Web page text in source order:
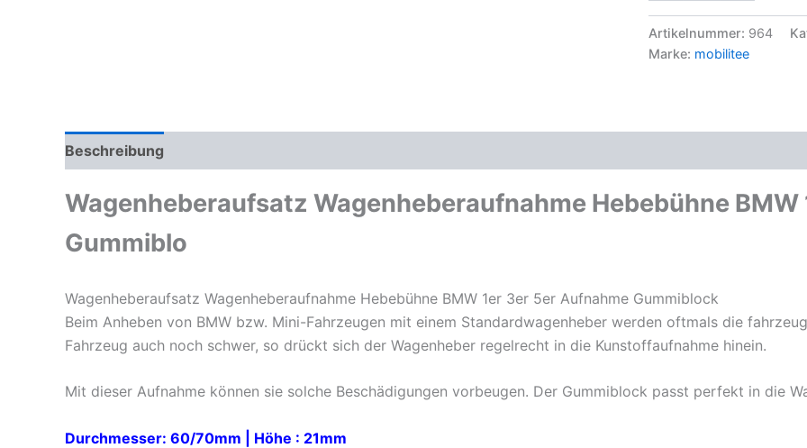
BMW
X3
Menge
Artikelnummer: 964
Marke: mobilitee
Beschreibung
Wagenheberaufsatz Wagenheberaufnahme Hebebühne
Gummiblo
Wagenheberaufsatz Wagenheberaufnahme Hebebühne BMW 1er 3er 5er Aufnahme Gummiblock
Beim Anheben von BMW bzw. Mini-Fahrzeugen mit einem Standardwagenheber werden oftmals die
Fahrzeug auch noch schwer, so drückt sich der Wagenheber regelrecht in die Kunstoffaufnahme hinein.
Mit dieser Aufnahme können sie solche Beschädigungen vorbeugen. Der Gummiblock passt perfekt in die
Durchmesser: 60/70mm | Höhe : 21mm